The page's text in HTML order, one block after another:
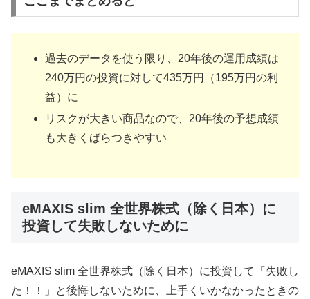
過去のデータを使う限り、20年後の運用成績は
240万円の投資に対して435万円（195万円の利
益）に
リスクが大きい商品なので、20年後の予想成績
も大きくばらつきやすい
eMAXIS slim 全世界株式（除く日本）に
投資して失敗しないために
eMAXIS slim 全世界株式（除く日本）に投資して「失敗し
た！！」と後悔しないために、上手くいかなかったときの